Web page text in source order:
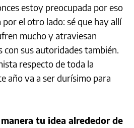
estoy preocupada por eso
el otro lado: sé que hay allí
mucho y atraviesan
con sus autoridades también.
respecto de toda la
año va a ser durísimo para
tu idea alrededor de